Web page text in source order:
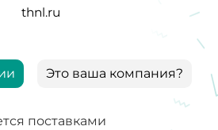
thnl.ru
Это ваша компания?
поставками